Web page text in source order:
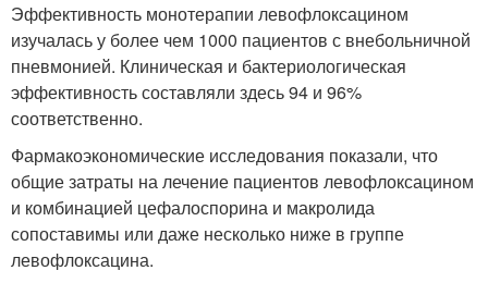
Эффективность монотерапии левофлоксацином
изучалась у более чем 1000 пациентов с внебольничной
пневмонией. Клиническая и бактериологическая
эффективность составляли здесь 94 и 96%
соответственно.
Фармакоэкономические исследования показали, что
общие затраты на лечение пациентов левофлоксацином
и комбинацией цефалоспорина и макролида
сопоставимы или даже несколько ниже в группе
левофлоксацина.